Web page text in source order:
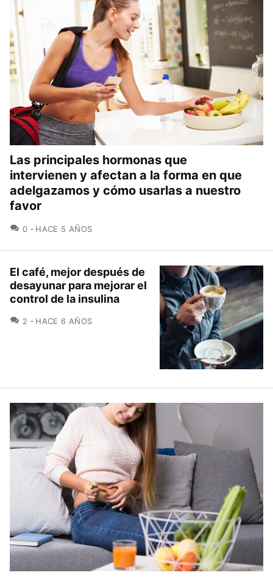
Las principales hormonas que
intervienen y afectan a la forma en que
adelgazamos y cómo usarlas a nuestro
favor
0 COMENTARIOS
HACE 5 AÑOS
El café, mejor después de
desayunar para mejorar el
control de la insulina
2 COMENTARIOS
HACE 6 AÑOS